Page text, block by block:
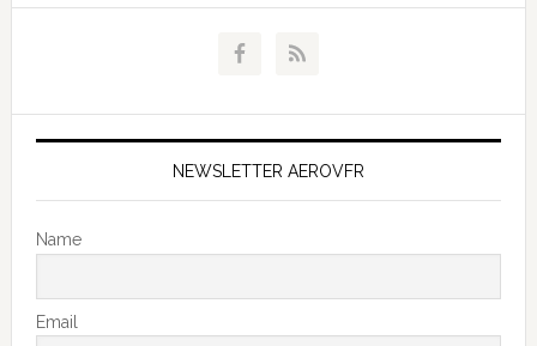
NEWSLETTER AEROVFR
Name
Email